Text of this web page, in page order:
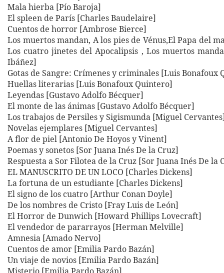
Mala hierba [Pío Baroja]
El spleen de París [Charles Baudelaire]
Cuentos de horror [Ambrose Bierce]
Los muertos mandan, A los pies de Vénus,El Papa del
Los cuatro jinetes del Apocalipsis , Los muertos
Ibáñez]
Gotas de Sangre: Crímenes y criminales [Luis Bonafoux
Huellas literarias [Luis Bonafoux Quintero]
Leyendas [Gustavo Adolfo Bécquer]
El monte de las ánimas [Gustavo Adolfo Bécquer]
Los trabajos de Persiles y Sigismunda [Miguel
Novelas ejemplares [Miguel Cervantes]
A flor de piel [Antonio De Hoyos y Vinent]
Poemas y sonetos [Sor Juana Inés De la Cruz]
Respuesta a Sor Filotea de la Cruz [Sor Juana Inés De la
EL MANUSCRITO DE UN LOCO [Charles Dickens]
La fortuna de un estudiante [Charles Dickens]
El signo de los cuatro [Arthur Conan Doyle]
De los nombres de Cristo [Fray Luis de León]
El Horror de Dunwich [Howard Phillips Lovecraft]
El vendedor de pararrayos [Herman Melville]
Amnesia [Amado Nervo]
Cuentos de amor [Emilia Pardo Bazán]
Un viaje de novios [Emilia Pardo Bazán]